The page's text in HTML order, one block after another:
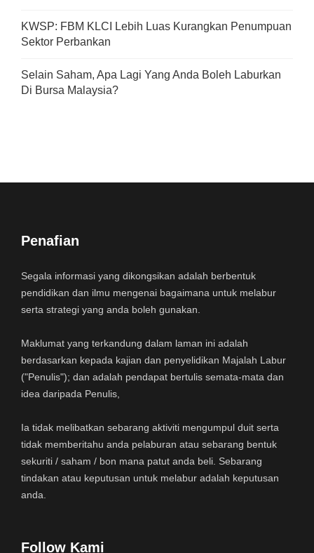
KWSP: FBM KLCI Lebih Luas Kurangkan Penumpuan
Sektor Perbankan
Selain Saham, Apa Lagi Yang Anda Boleh Laburkan
Di Bursa Malaysia?
Penafian
Segala informasi yang dikongsikan adalah berbentuk
pendidikan dan ilmu mengenai bagaimana untuk melabur
serta strategi yang anda boleh gunakan.
Maklumat yang terkandung dalam laman ini adalah
berdasarkan kepada kajian dan penyelidikan Majalah Labur
("Penulis"); dan adalah pendapat bertulis semata-mata dan
idea daripada Penulis,
Ia tidak melibatkan sebarang aktiviti mengumpul duit serta
tidak memberitahu anda pelaburan atau sebarang bentuk
sekuriti / saham / bon mana patut anda beli. Sebarang
tindakan atau keputusan untuk melabur adalah keputusan
anda.
Follow Kami